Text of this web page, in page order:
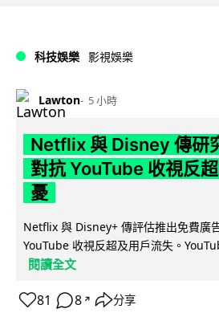
科技娛樂 影視娛樂
Lawton 5 小時
Netflix 與 Disney 傳研
對抗 YouTube 收視反
憂
Netflix 與 Disney+ 傳評估推出免費廣
YouTube 收視反超及用戶流失。
閱讀全文
81 8 ↗ 分享